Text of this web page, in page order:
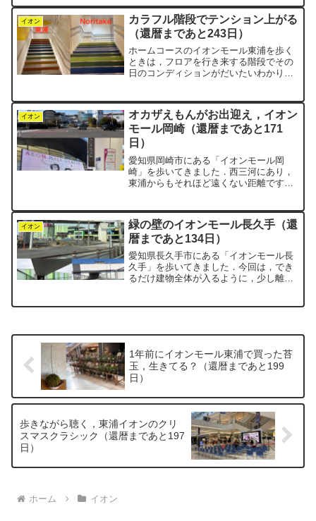
オンモール常滑でチャレンジしました．
お父さんがウォーキン...
イオン
カラフル階段でテンション上がる
（還暦まであと243日）
ホームコースのイオンモール東浦を歩く
ときは，フロアを行き来する階段でその
日のコンディションがだいたいわかりま
ょ」と足が重い日は，タイムも伸びませ
ん．今日は金曜日．さすがに...
イオン
オカザえもんがお出迎え，イオン
モール岡崎（還暦まであと171
日）
愛知県岡崎市にある「イオンモール岡
崎」を歩いてきました．西三河にあり，
東浦からもそれほど遠くない距離です．
ってしまいました．あと2kmほどのとこ
ろから車が進まず，なかな...
イオン
緑の壁のイオンモール長久手（還
暦まであと134日）
愛知県長久手市にある「イオンモール長
久手」を歩いてきました．今回は，でき
るだけ建物全体が入るように，少し離れ
1年前にイオンモール東浦で買った苔
玉，生きてる？（還暦まであと199
日）
歩きながら聴く，東浦イオンのクリ
スマスクラシック（還暦まであと197
日）
ホーム イオン